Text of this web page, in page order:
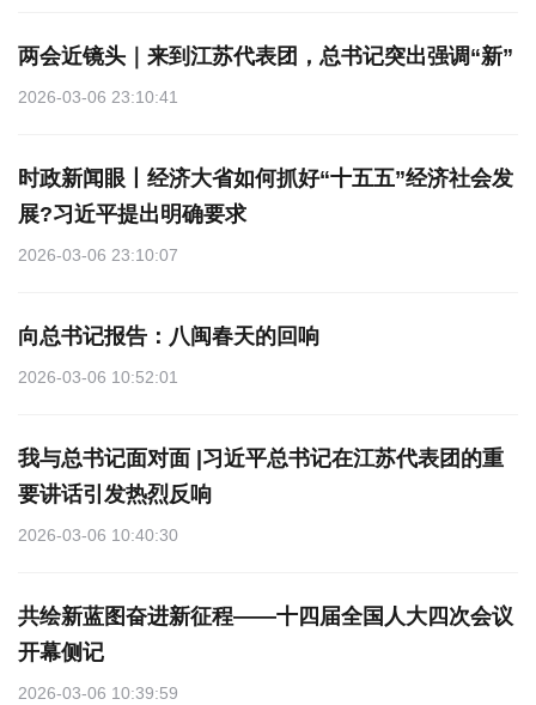
两会近镜头｜来到江苏代表团，总书记突出强调“新”
2026-03-06 23:10:41
时政新闻眼丨经济大省如何抓好“十五五”经济社会发
展?习近平提出明确要求
2026-03-06 23:10:07
向总书记报告：八闽春天的回响
2026-03-06 10:52:01
我与总书记面对面 |习近平总书记在江苏代表团的重
要讲话引发热烈反响
2026-03-06 10:40:30
共绘新蓝图奋进新征程——十四届全国人大四次会议
开幕侧记
2026-03-06 10:39:59